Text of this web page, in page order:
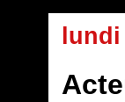
lundi